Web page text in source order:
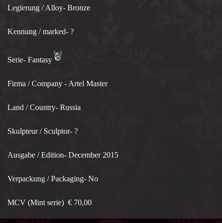
Legierung / Alloy- Bronze
Kennung / marked- ?
Serie- Fantasy
Firma / Company - Artel Master
Land / Country- Russia
Skulpteur / Sculptor- ?
Ausgabe / Edition- December 2015
Verpackung / Packaging- No
MCV (Mint serie) € 70,00